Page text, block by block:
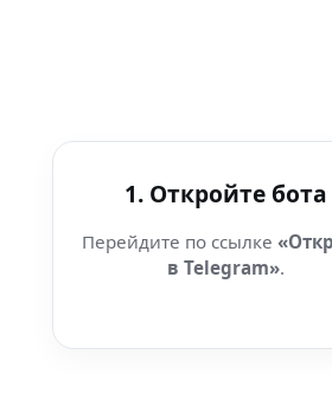
1. Откройте бота
Перейдите по ссылке
в Telegram».